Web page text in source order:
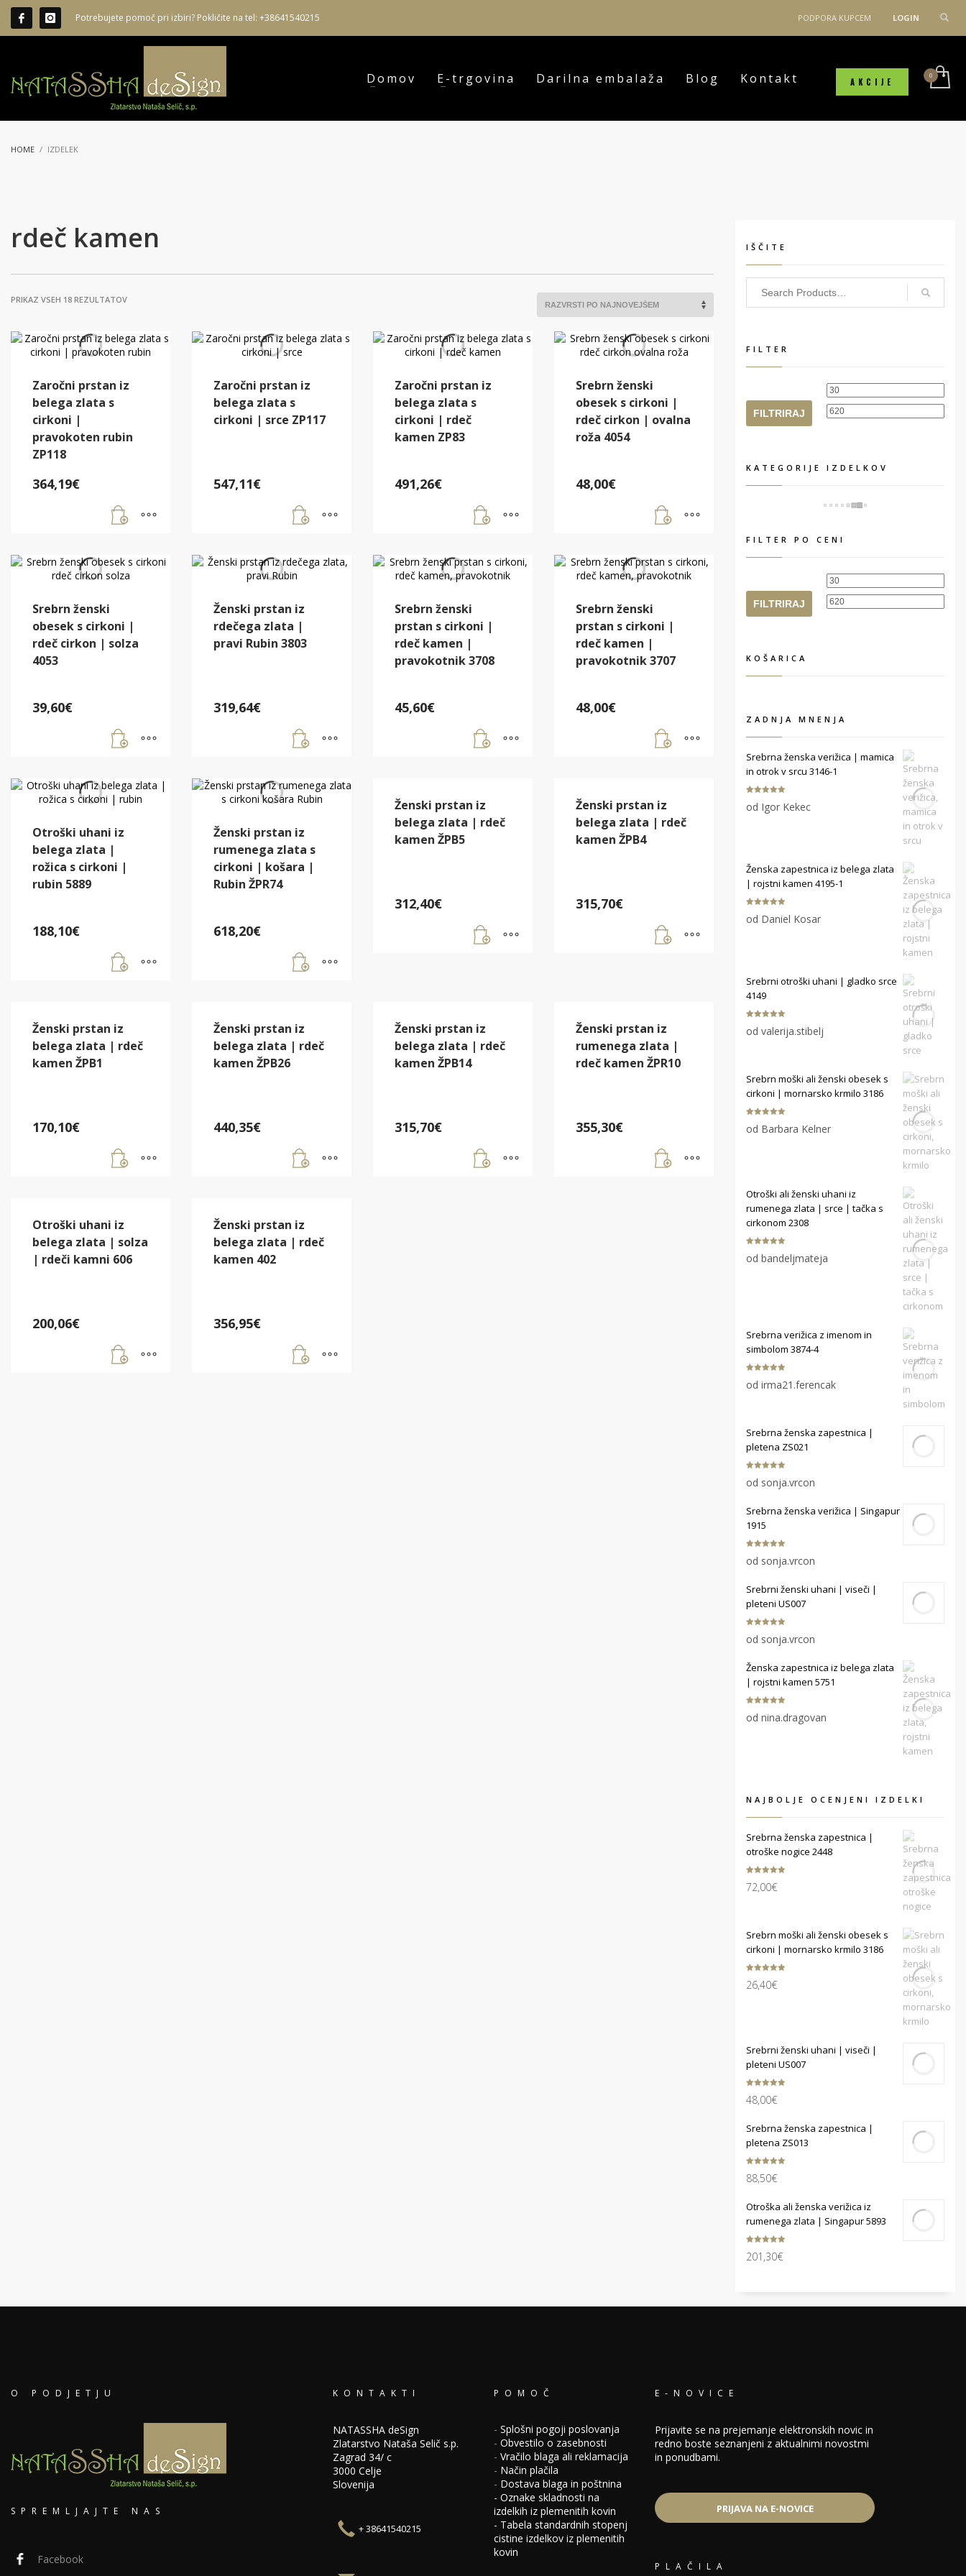
Potrebujete pomoč pri izbiri? Pokličite na tel: +38641540215 PODPORA KUPCEM LOGIN
Domov E-trgovina Darilna embalaža Blog Kontakt AKCIJE
HOME IZDELEK
rdeč kamen
PRIKAZ VSEH 18 REZULTATOVRAZVRŠČENO
Zaročni prstan iz
belega zlata s
cirkoni |
pravokoten rubin
ZP118
364,19€
Zaročni prstan iz
belega zlata s
cirkoni | srce ZP117
547,11€
Zaročni prstan iz
belega zlata s
cirkoni | rdeč
kamen ZP83
491,26€
Srebrn ženski
obesek s cirkoni |
rdeč cirkon | ovalna
roža 4054
48,00€
Srebrn ženski
obesek s cirkoni |
rdeč cirkon | solza
4053
39,60€
Ženski prstan iz
rdečega zlata |
pravi Rubin 3803
319,64€
Srebrn ženski
prstan s cirkoni |
rdeč kamen |
pravokotnik 3708
45,60€
Srebrn ženski
prstan s cirkoni |
rdeč kamen |
pravokotnik 3707
48,00€
Otroški uhani iz
belega zlata |
rožica s cirkoni |
rubin 5889
188,10€
Ženski prstan iz
rumenega zlata s
cirkoni | košara |
Rubin ŽPR74
618,20€
Ženski prstan iz
belega zlata | rdeč
kamen ŽPB5
312,40€
Ženski prstan iz
belega zlata | rdeč
kamen ŽPB4
315,70€
Ženski prstan iz
belega zlata | rdeč
kamen ŽPB1
170,10€
Ženski prstan iz
belega zlata | rdeč
kamen ŽPB26
440,35€
Ženski prstan iz
belega zlata | rdeč
kamen ŽPB14
315,70€
Ženski prstan iz
rumenega zlata |
rdeč kamen ŽPR10
355,30€
Otroški uhani iz
belega zlata | solza
| rdeči kamni 606
200,06€
Ženski prstan iz
belega zlata | rdeč
kamen 402
356,95€
IŠČITE
FILTER
Min
cena
FILTRIRAJ
KATEGORIJE IZDELKOV
FILTER PO CENI
Min
cena
FILTRIRAJ
KOŠARICA
ZADNJA MNENJA
Srebrna ženska verižica | mamica
in otrok v srcu 3146-1
od 5
od Igor Kekec
Ženska zapestnica iz belega zlata
| rojstni kamen 4195-1
od 5
od Daniel Kosar
Srebrni otroški uhani | gladko srce
4149
od 5
od valerija.stibelj
Srebrn moški ali ženski obesek s
cirkoni | mornarsko krmilo 3186
od 5
od Barbara Kelner
Otroški ali ženski uhani iz
rumenega zlata | srce | tačka s
cirkonom 2308
od 5
od bandeljmateja
Srebrna verižica z imenom in
simbolom 3874-4
od 5
od irma21.ferencak
Srebrna ženska zapestnica |
pletena ZS021
od 5
od sonja.vrcon
Srebrna ženska verižica | Singapur
1915
od 5
od sonja.vrcon
Srebrni ženski uhani | viseči |
pleteni US007
od 5
od sonja.vrcon
Ženska zapestnica iz belega zlata
| rojstni kamen 5751
od 5
od nina.dragovan
NAJBOLJE OCENJENI IZDELKI
Srebrna ženska zapestnica |
otroške nogice 2448
5.00 od 5
72,00€
Srebrn moški ali ženski obesek s
cirkoni | mornarsko krmilo 3186
5.00 od 5
26,40€
Srebrni ženski uhani | viseči |
pleteni US007
5.00 od 5
48,00€
Srebrna ženska zapestnica |
pletena ZS013
5.00 od 5
88,50€
Otroška ali ženska verižica iz
rumenega zlata | Singapur 5893
5.00od 5
201,30€
O PODJETJU
SPREMLJAJTE NAS
Facebook
KONTAKTI
NATASSHA deSign
Zlatarstvo Nataša Selič s.p.
Zagrad 34/ c
3000 Celje
Slovenija
+ 38641540215
POMOČ
- Splošni pogoji poslovanja
- Obvestilo o zasebnosti
- Vračilo blaga ali reklamacija
- Način plačila
- Dostava blaga in poštnina
- Oznake skladnosti na
izdelkih iz plemenitih kovin
- Tabela standardnih stopenj
cistine izdelkov iz plemenitih
kovin
E-NOVICE
Prijavite se na prejemanje elektronskih novic in
redno boste seznanjeni z aktualnimi novostmi
in ponudbami.
PRIJAVA NA E-NOVICE
PLAČILA